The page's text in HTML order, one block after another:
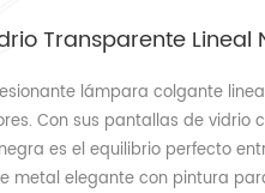
Transparente Lineal
lámpara colgante
Con sus pantallas de vidrio
es el equilibrio perfecto
metal elegante con pintura